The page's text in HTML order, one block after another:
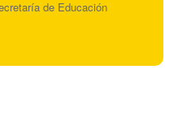
de Educación